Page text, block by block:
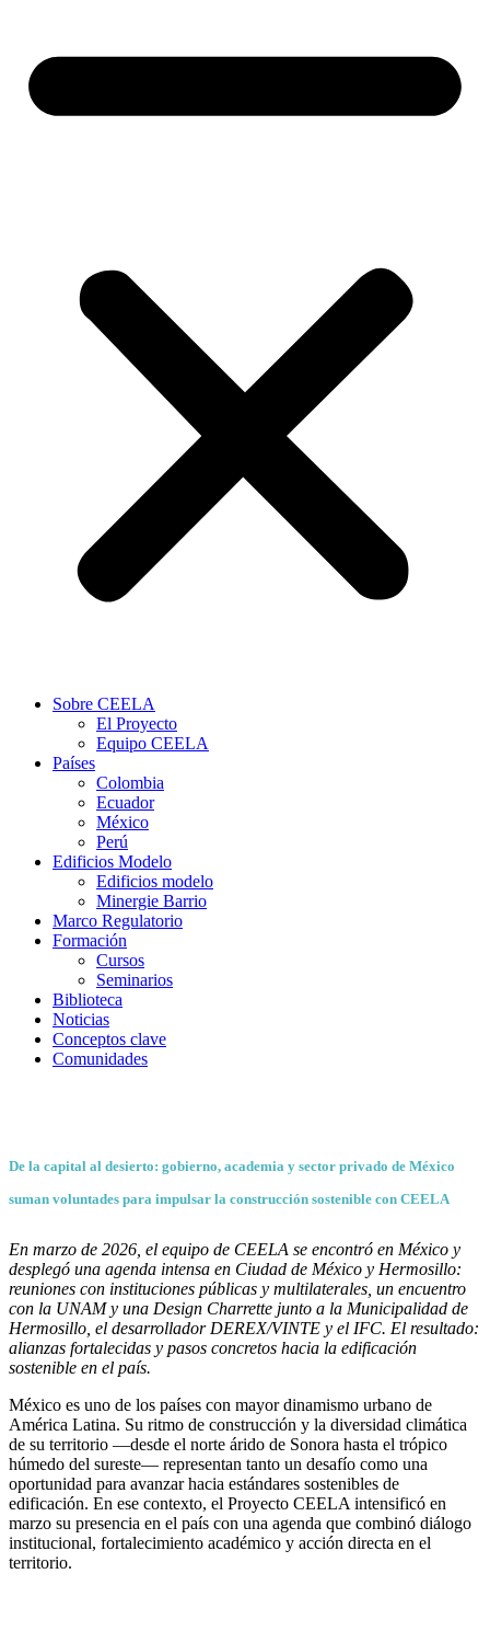
Sobre CEELA
El Proyecto
Equipo CEELA
Países
Colombia
Ecuador
México
Perú
Edificios Modelo
Edificios modelo
Minergie Barrio
Marco Regulatorio
Formación
Cursos
Seminarios
Biblioteca
Noticias
Conceptos clave
Comunidades
De la capital al desierto: gobierno, academia y sector privado de México
suman voluntades para impulsar la construcción sostenible con CEELA
En marzo de 2026, el equipo de CEELA se encontró en México y
desplegó una agenda intensa en Ciudad de México y Hermosillo:
reuniones con instituciones públicas y multilaterales, un encuentro
con la UNAM y una Design Charrette junto a la Municipalidad de
Hermosillo, el desarrollador DEREX/VINTE y el IFC. El resultado:
alianzas fortalecidas y pasos concretos hacia la edificación
sostenible en el país.
México es uno de los países con mayor dinamismo urbano de
América Latina. Su ritmo de construcción y la diversidad climática
de su territorio —desde el norte árido de Sonora hasta el trópico
húmedo del sureste— representan tanto un desafío como una
oportunidad para avanzar hacia estándares sostenibles de
edificación. En ese contexto, el Proyecto CEELA intensificó en
marzo su presencia en el país con una agenda que combinó diálogo
institucional, fortalecimiento académico y acción directa en el
territorio.